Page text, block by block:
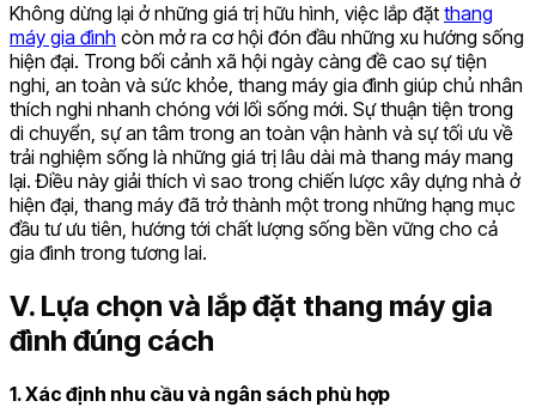
Không dừng lại ở những giá trị hữu hình, việc lắp đặt thang
máy gia đình còn mở ra cơ hội đón đầu những xu hướng sống
hiện đại. Trong bối cảnh xã hội ngày càng đề cao sự tiện
nghi, an toàn và sức khỏe, thang máy gia đình giúp chủ nhân
thích nghi nhanh chóng với lối sống mới. Sự thuận tiện trong
di chuyển, sự an tâm trong an toàn vận hành và sự tối ưu về
trải nghiệm sống là những giá trị lâu dài mà thang máy mang
lại. Điều này giải thích vì sao trong chiến lược xây dựng nhà ở
hiện đại, thang máy đã trở thành một trong những hạng mục
đầu tư ưu tiên, hướng tới chất lượng sống bền vững cho cả
gia đình trong tương lai.
V. Lựa chọn và lắp đặt thang máy gia
đình đúng cách
1. Xác định nhu cầu và ngân sách phù hợp